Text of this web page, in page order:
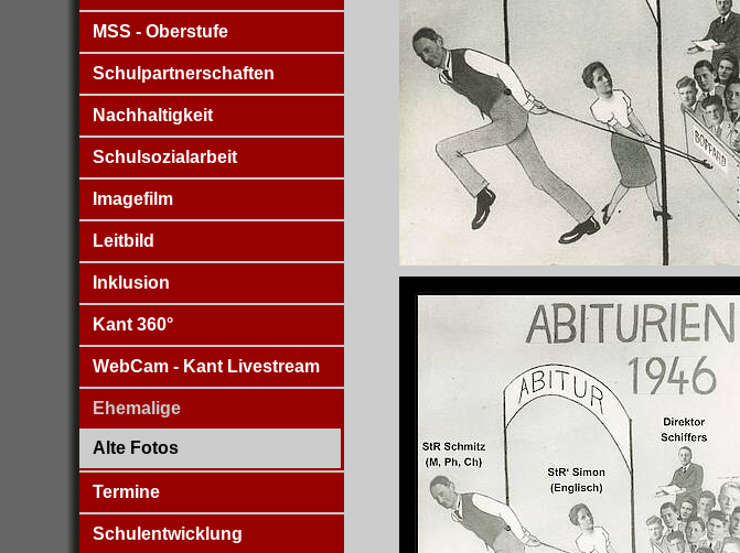
MSS - Oberstufe
Schulpartnerschaften
Nachhaltigkeit
Schulsozialarbeit
Imagefilm
Leitbild
Inklusion
Kant 360°
WebCam - Kant Livestream
Ehemalige
Alte Fotos
Termine
Schulentwicklung